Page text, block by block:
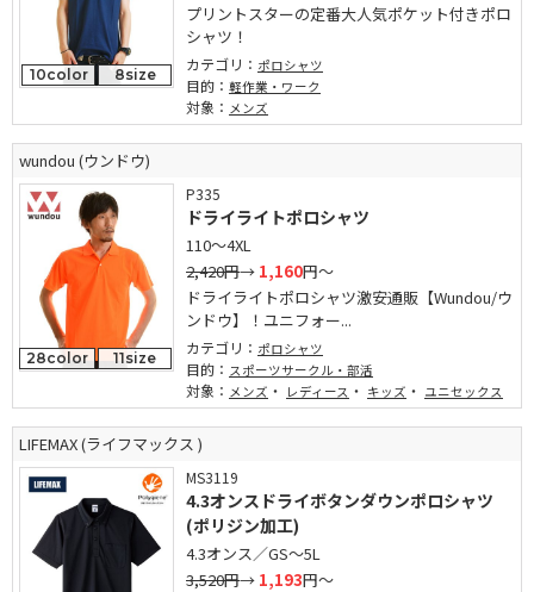
10color 8size
プリントスターの定番大人気ポケット付きポロ
シャツ！
カテゴリ： ポロシャツ
目的： 軽作業・ワーク
対象： メンズ
wundou (ウンドウ)
28color 11size
P335
ドライライトポロシャツ
110～4XL
2,420円→ 1,160円～
ドライライトポロシャツ激安通販【Wundou/ウ
ンドウ】！ユニフォー...
カテゴリ： ポロシャツ
目的： スポーツサークル・部活
対象： メンズ ・ レディース ・ キッズ ・ ユニセックス
LIFEMAX (ライフマックス )
MS3119
4.3オンスドライボタンダウンポロシャツ
(ポリジン加工)
4.3オンス／GS～5L
3,520円→ 1,193円～